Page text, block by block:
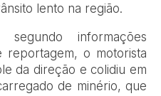
lento na região.
informações
reportagem, o motorista
da direção e colidiu em
de minério, que